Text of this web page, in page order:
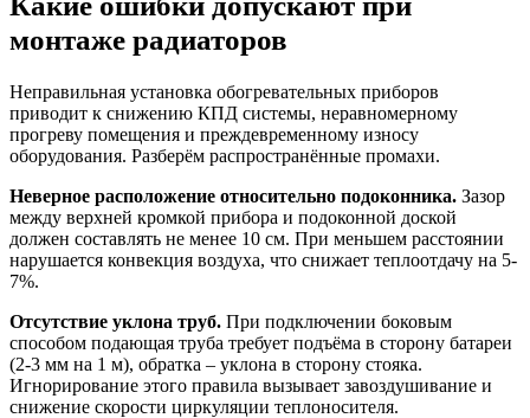
монтаже радиаторов
Неправильная установка обогревательных приборов
приводит к снижению КПД системы, неравномерному
прогреву помещения и преждевременному износу
оборудования. Разберём распространённые промахи.
Неверное расположение относительно подоконника. Зазор
между верхней кромкой прибора и подоконной доской
должен составлять не менее 10 см. При меньшем расстоянии
нарушается конвекция воздуха, что снижает теплоотдачу на 5-
7%.
Отсутствие уклона труб. При подключении боковым
способом подающая труба требует подъёма в сторону батареи
(2-3 мм на 1 м), обратка – уклона в сторону стояка.
Игнорирование этого правила вызывает завоздушивание и
снижение скорости циркуляции теплоносителя.